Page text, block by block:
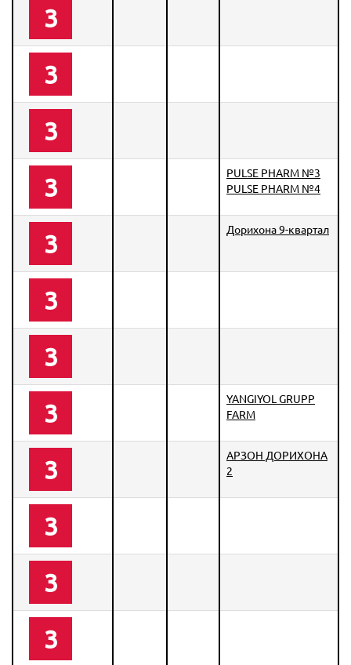
3
3
3
3
PULSE PHARM №3
PULSE PHARM №4
3 Дорихона 9-квартал
3
3
3
YANGIYOL GRUPP
FARM
3
АРЗОН ДОРИХОНА
2
3
3
3